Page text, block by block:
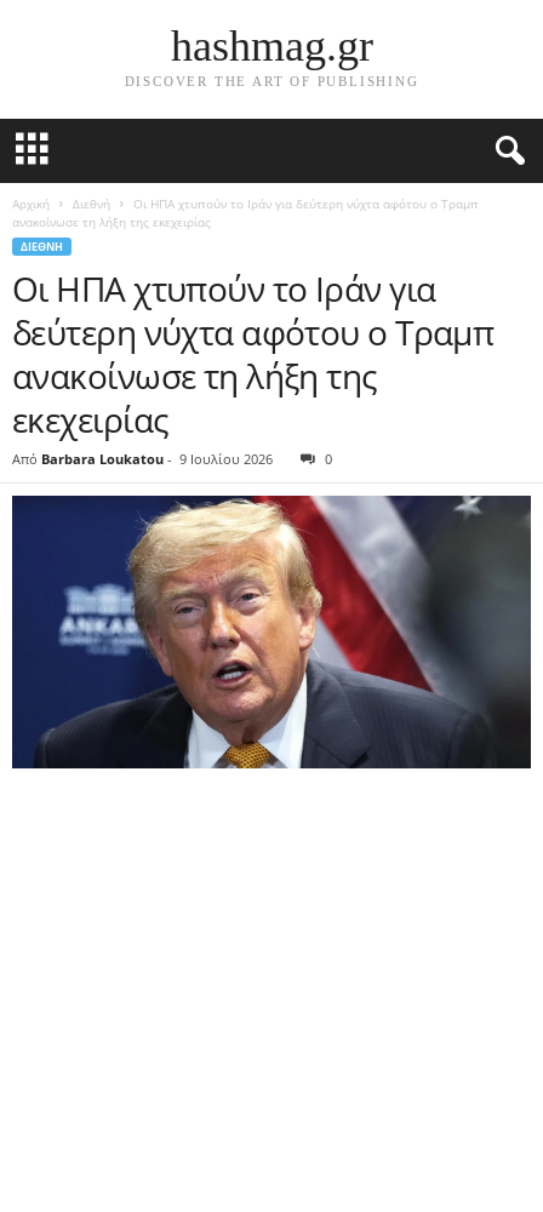
hashmag.gr
DISCOVER THE ART OF PUBLISHING
Αρχική Διεθνή
Οι ΗΠΑ χτυπούν το Ιράν για δεύτερη νύχτα αφότου ο Τραμπ
ανακοίνωσε τη λήξη της εκεχειρίας
ΔΙΕΘΝΉ
Οι ΗΠΑ χτυπούν το Ιράν για
δεύτερη νύχτα αφότου ο Τραμπ
ανακοίνωσε τη λήξη της
εκεχειρίας
Από Barbara Loukatou - 9 Ιουλίου 2026 0